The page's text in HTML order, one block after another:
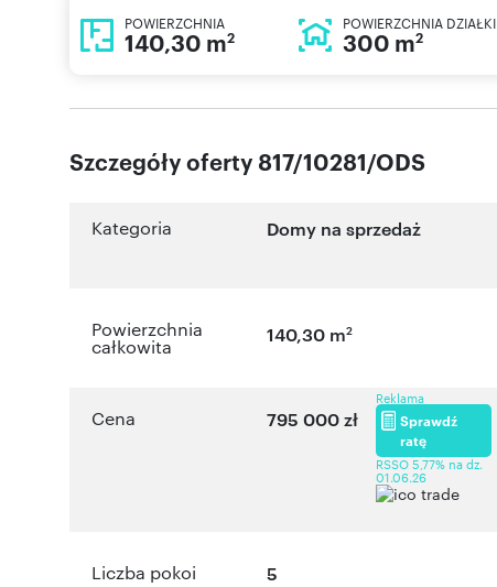
POWIERZCHNIA
140,30 m2
POWIERZCHNIA DZIAŁKI
300 m2
Szczegóły oferty 817/10281/ODS
Kategoria Domy na sprzedaż
Powierzchnia
całkowita
140,30 m2
Cena 795 000 zł
Reklama
Sprawdź
ratę
RSSO 5,77% na dz.
01.06.26
Liczba pokoi 5